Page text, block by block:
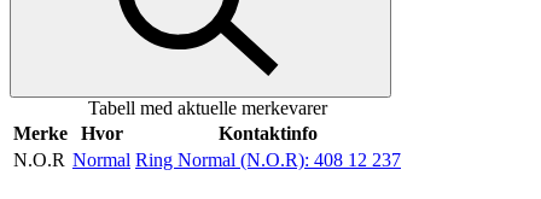
Aktiviteter
Merker
Inspirasjon
Tabell med aktuelle merkevarer
Merke
Hvor
Kontaktinfo
N.O.R Normal Ring Normal (N.O.R): 408 12 237